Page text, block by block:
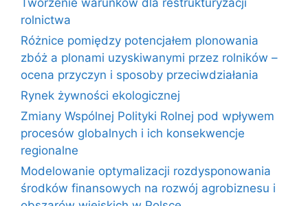
Tworzenie warunków dla restrukturyzacji
rolnictwa
Różnice pomiędzy potencjałem plonowania
zbóż a plonami uzyskiwanymi przez rolników –
ocena przyczyn i sposoby przeciwdziałania
Rynek żywności ekologicznej
Zmiany Wspólnej Polityki Rolnej pod wpływem
procesów globalnych i ich konsekwencje
regionalne
Modelowanie optymalizacji rozdysponowania
środków finansowych na rozwój agrobiznesu i